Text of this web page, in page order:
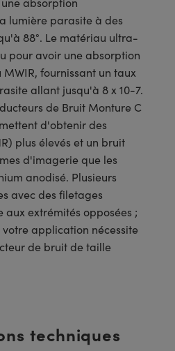
lumière parasite à des
88°. Le matériau ultra-
pour avoir une absorption
fournissant un taux
allant jusqu'à 8 x 10-7.
de Bruit Monture C
d'obtenir des
plus élevés et un bruit
d'imagerie que les
anodisé. Plusieurs
avec des filetages
extrémités opposées ;
application nécessite
de bruit de taille
techniques